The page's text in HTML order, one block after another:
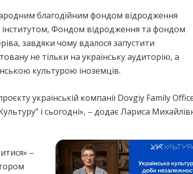
благодійним фондом відродження
інститутом, Фондом відродження та фондом
завдяки чому вдалося запустити
не тільки на українську аудиторію, а
культурою іноземців.
українській компанії Dovgiy Family
і сьогодні», – додає Лариса
–